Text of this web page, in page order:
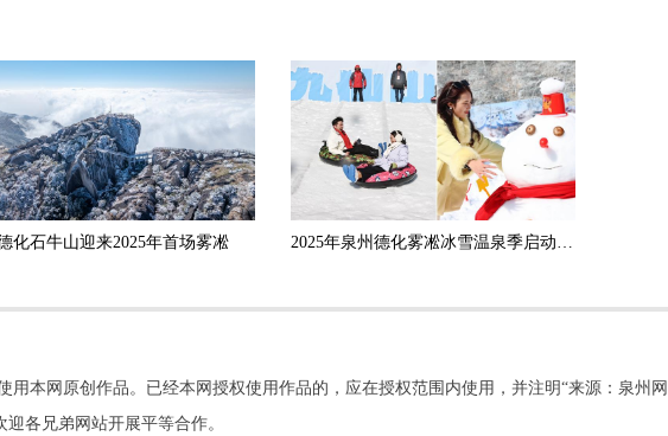
化石牛山迎来2025年首场雾凇
本网原创作品。已经本网授权使用作品的，应在授权范围内使用，并注明“来源：泉州
各兄弟网站开展平等合作。